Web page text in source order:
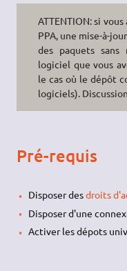
ATTENTION: si
PPA, une mise-à-
des paquets sans
logiciel que vous
le cas où le dépôt
logiciels).
Pré-requis
Disposer desdroits
Disposer d'une
Activer les dépots